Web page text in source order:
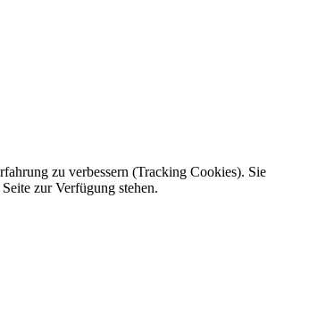
zu verbessern (Tracking Cookies). Sie
zur Verfügung stehen.